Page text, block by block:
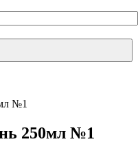
№1
250мл №1